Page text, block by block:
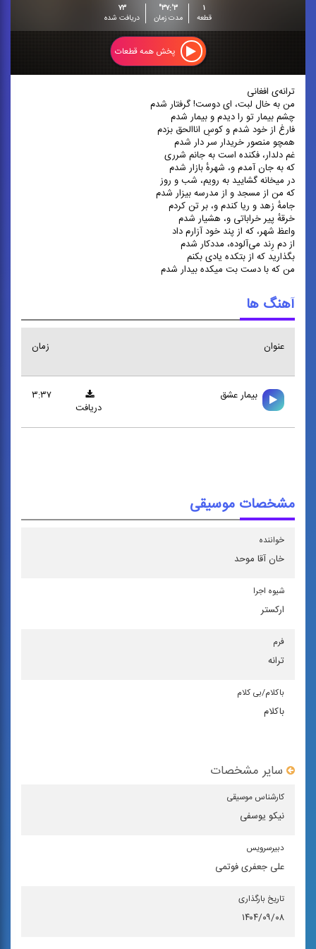
۱
قطعه
۳':۳۷"
مدت زمان
۷۳
دریافت شده
پخش همه قطعات
ترانه‌ی افغانی
من به خال لبت، ای دوست! گرفتار شدم
چشم بیمار تو را دیدم و بیمار شدم
فارغ از خود شدم و کوسِ اناالحق بزدم
همچو منصور خریدار سر دار شدم
غم دلدار، فکنده است به جانم شرری
که به جان آمدم و، شهرهٔ بازار شدم
در میخانه گشایید به رویم، شب و روز
که من از مسجد و از مدرسه بیزار شدم
جامهٔ زهد و ریا کندم و، بر تن کردم
خرقهٔ پیر خراباتی و، هشیار شدم
واعظ شهر، که از پند خود آزارم داد
از دم رِند می‌آلوده، مددکار شدم
بگذارید که از بتکده یادی بکنم
من که با دست بت میکده بیدار شدم
آهنگ ها
عنوان زمان
بيمار عشق
۳:۳۷
دریافت
مشخصات موسیقی
خواننده
خان آقا موحد
شیوه اجرا
اركستر
فرم
ترانه
باكلام/بی كلام
باکلام
سایر مشخصات
كارشناس موسیقی
نیکو یوسفی
دبیرسرویس
علی جعفری فوتمی
تاریخ بارگذاری
۱۴۰۴/۰۹/۰۸